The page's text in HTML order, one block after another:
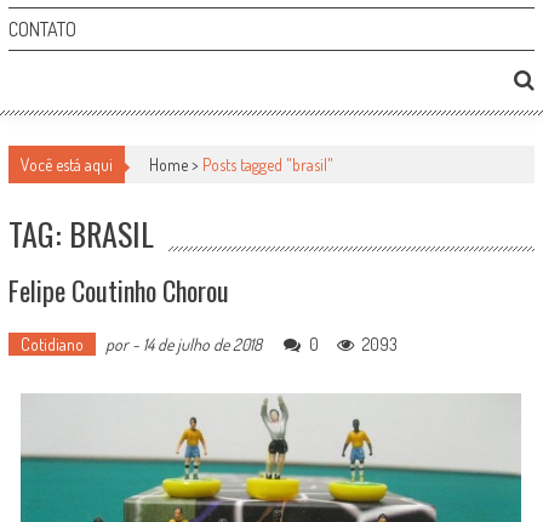
CONTATO
Você está aqui Home > Posts tagged "brasil"
TAG: BRASIL
Felipe Coutinho Chorou
Cotidiano por- 14 de julho de 2018 0 2093